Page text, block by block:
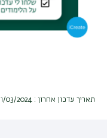
תאריך עדכון אחרון : 11/03/2024